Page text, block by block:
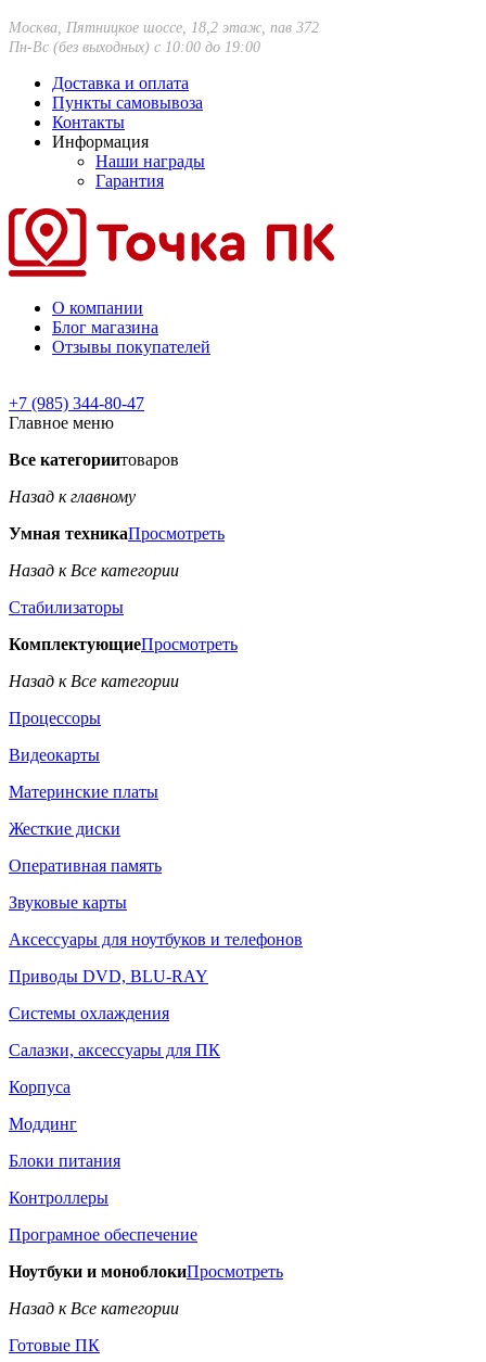
Москва, Пятницкое шоссе, 18,2 этаж, пав 372
Пн-Вс (без выходных) с 10:00 до 19:00
Доставка и оплата
Пункты самовывоза
Контакты
Информация
Наши награды
Гарантия
О компании
Блог магазина
Отзывы покупателей
+7 (985) 344-80-47
Главное меню
Все категориитоваров
Назад к главному
Умная техникаПросмотреть
Назад к Все категории
Стабилизаторы
КомплектующиеПросмотреть
Назад к Все категории
Процессоры
Видеокарты
Материнские платы
Жесткие диски
Оперативная память
Звуковые карты
Аксессуары для ноутбуков и телефонов
Приводы DVD, BLU-RAY
Системы охлаждения
Салазки, аксессуары для ПК
Корпуса
Моддинг
Блоки питания
Контроллеры
Програмное обеспечение
Ноутбуки и моноблокиПросмотреть
Назад к Все категории
Готовые ПК